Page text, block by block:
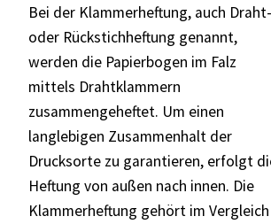
Bei der Klammerheftung, auch Draht-
oder Rückstichheftung genannt,
werden die Papierbogen im Falz
mittels Drahtklammern
zusammengeheftet. Um einen
langlebigen Zusammenhalt der
Drucksorte zu garantieren, erfolgt
Heftung von außen nach innen. Die
Klammerheftung gehört im Vergleich